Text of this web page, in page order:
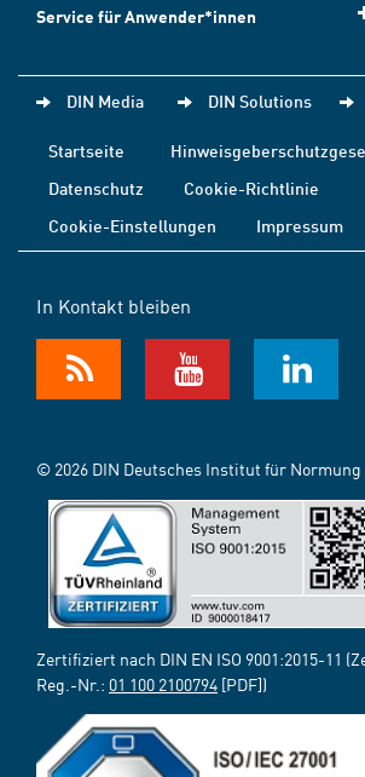
Service für Anwender*innen
DIN Media DIN Solutions
Startseite
Datenschutz
Cookie-Richtlinie
Cookie-Einstellungen
Impressum
In Kontakt bleiben
© 2026 DIN Deutsches Institut für Normung
Zertifiziert nach DIN EN ISO 9001:2015-11
Reg.-Nr.: 01 100 2100794 [PDF])